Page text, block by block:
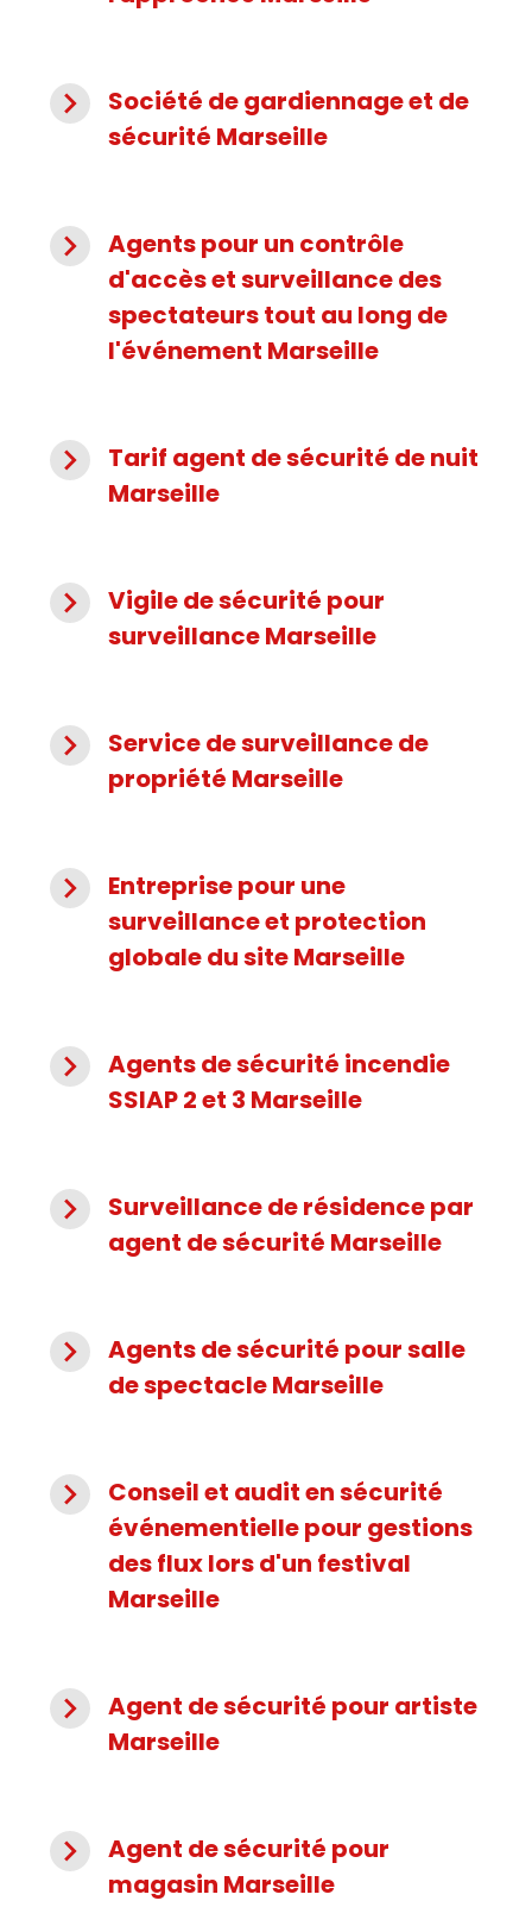
navigate_next Société de gardiennage et de
sécurité Marseille
navigate_next Agents pour un contrôle
d'accès et surveillance des
spectateurs tout au long de
l'événement Marseille
navigate_next Tarif agent de sécurité de nuit
Marseille
navigate_next Vigile de sécurité pour
surveillance Marseille
navigate_next Service de surveillance de
propriété Marseille
navigate_next Entreprise pour une
surveillance et protection
globale du site Marseille
navigate_next Agents de sécurité incendie
SSIAP 2 et 3 Marseille
navigate_next Surveillance de résidence par
agent de sécurité Marseille
navigate_next Agents de sécurité pour salle
de spectacle Marseille
navigate_next Conseil et audit en sécurité
événementielle pour gestions
des flux lors d'un festival
Marseille
navigate_next Agent de sécurité pour artiste
Marseille
navigate_next Agent de sécurité pour
magasin Marseille